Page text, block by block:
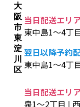
大
阪
市
東
淀
川
区
当日配送エリ
東中島1～4丁
翌日以降予約
東中島1～4丁
当日配送エリ
泉1～2丁目 |